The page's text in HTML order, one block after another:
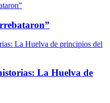
La Huelva de